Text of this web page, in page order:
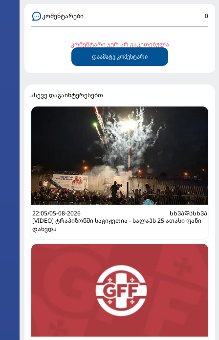
კომენტარები 0
კომენტარი ჯერ არ გაკეთებულა
დაამატე კომენტარი
ასევე დაგაინტერესებთ
22:05/05-08-2026
ᲡᲮᲕᲐᲓᲐᲡᲮᲕᲐ
[VIDEO] ტრაპიზონში საგიჟეთია - სალაჰს 25 ათასი ფანი
დახვდა